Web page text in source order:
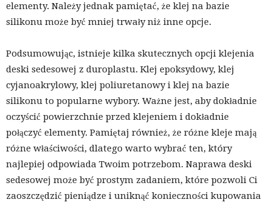
elementy. Należy jednak pamiętać, że klej na bazie
silikonu może być mniej trwały niż inne opcje.
Podsumowując, istnieje kilka skutecznych opcji klejenia
deski sedesowej z duroplastu. Klej epoksydowy, klej
cyjanoakrylowy, klej poliuretanowy i klej na bazie
silikonu to popularne wybory. Ważne jest, aby dokładnie
oczyścić powierzchnie przed klejeniem i dokładnie
połączyć elementy. Pamiętaj również, że różne kleje mają
różne właściwości, dlatego warto wybrać ten, który
najlepiej odpowiada Twoim potrzebom. Naprawa deski
sedesowej może być prostym zadaniem, które pozwoli Ci
zaoszczędzić pieniądze i uniknąć konieczności kupowania